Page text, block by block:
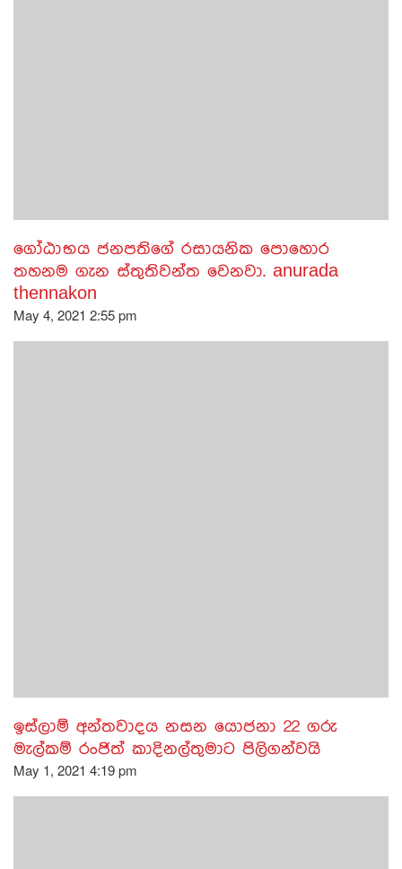
ගෝඨාභය ජනපතිගේ රසායනික පොහොර
තහනම ගැන ස්තුතිවන්ත වෙනවා. anurada
thennakon
May 4, 2021 2:55 pm
ඉස්ලාම් අන්තවාදය නසන යොජනා 22 ගරු
මැල්කම් රංජිත් කාදිනල්තුමාට පිලිගන්වයි
May 1, 2021 4:19 pm